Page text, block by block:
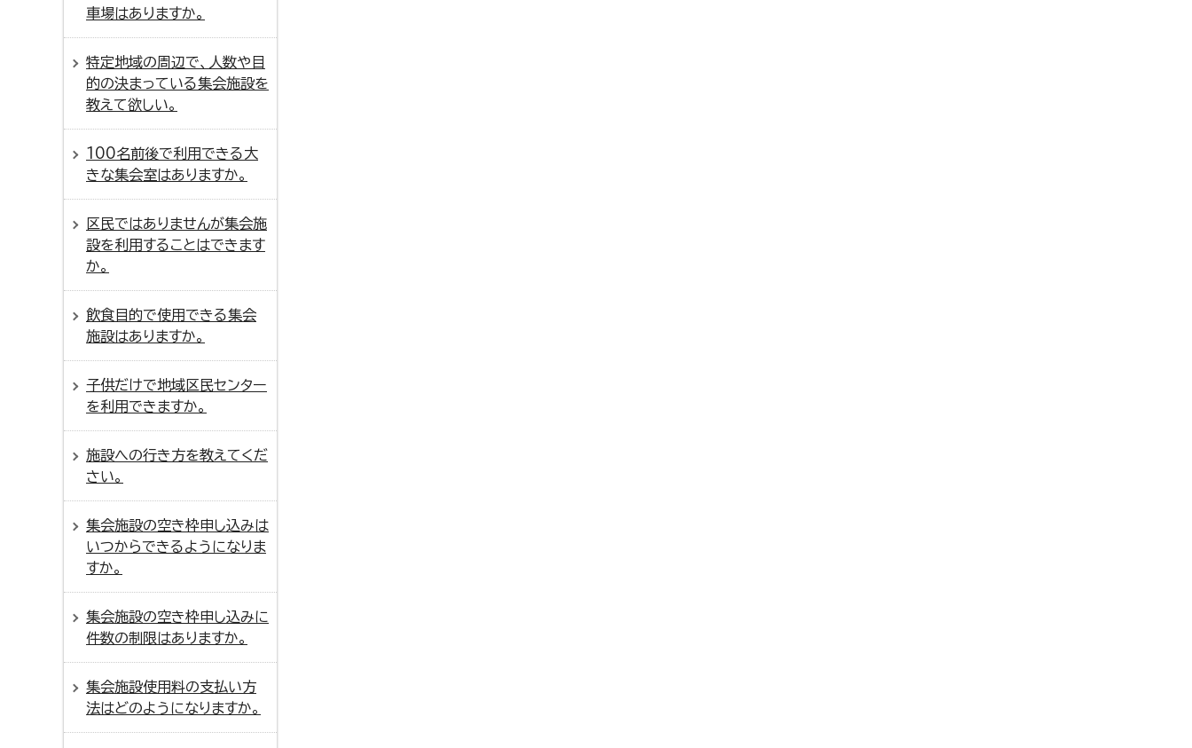
車場はありますか。
特定地域の周辺で、人数や目
的の決まっている集会施設を
教えて欲しい。
100名前後で利用できる大
きな集会室はありますか。
区民ではありませんが集会施
設を利用することはできます
か。
飲食目的で使用できる集会
施設はありますか。
子供だけで地域区民センター
を利用できますか。
施設への行き方を教えてくだ
さい。
集会施設の空き枠申し込みは
いつからできるようになりま
すか。
集会施設の空き枠申し込みに
件数の制限はありますか。
集会施設使用料の支払い方
法はどのようになりますか。